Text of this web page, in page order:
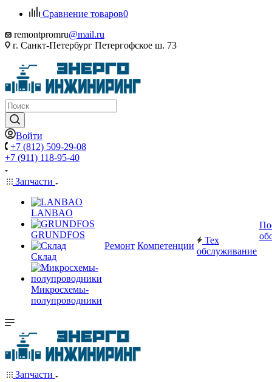
Сравнение товаров0
remontpromru@mail.ru
г. Санкт-Петербург Петергофское ш. 73
Войти
+7 (812) 509-29-08
+7 (911) 118-95-40
Запчасти
LANBAO
GRUNDFOS
Склад
Микросхемы-
полупроводники
Ремонт Компетенции
Тех
обслуживание
Запчасти